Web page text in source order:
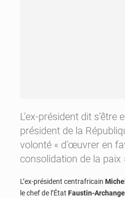
L’ex-président dit s’être
président de la
volonté « d’œuvrer en
consolidation de la paix
L’ex-président centrafricain
le chef de l’État Faustin-